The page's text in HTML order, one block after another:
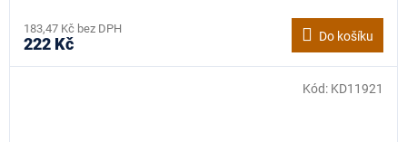
183,47 Kč bez DPH
222 Kč Do košíku
Kód: KD11921